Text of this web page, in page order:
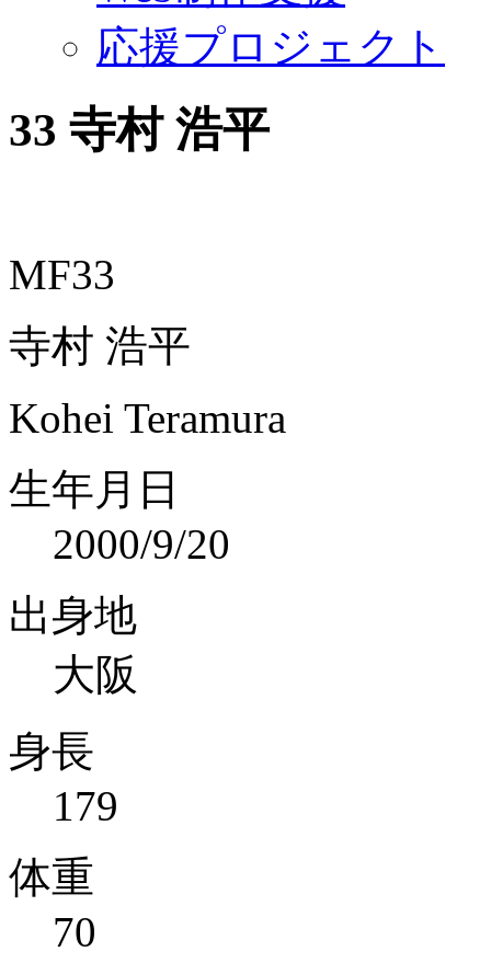
応援プロジェクト
33 寺村 浩平
MF33
寺村 浩平
Kohei Teramura
生年月日
2000/9/20
出身地
大阪
身長
179
体重
70